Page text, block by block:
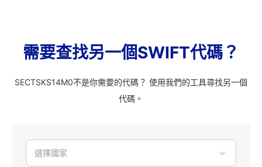
需要查找另一個SWIFT代碼？
SECTSKS14M0不是你需要的代碼？ 使用我們的工具尋找另一個
代碼。
選擇國家